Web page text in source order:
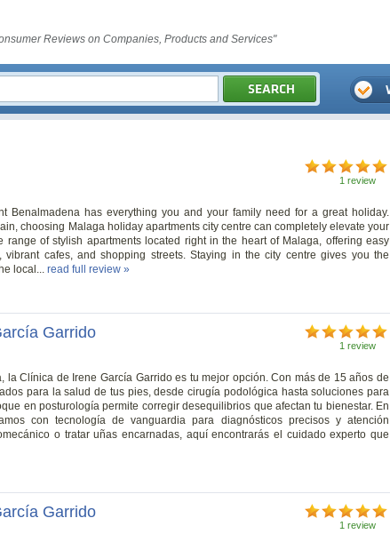
Reviews on Companies, Products and Services"
1 review
Benalmadena has everything you and your family need for a great holiday.
choosing Malaga holiday apartments city centre can completely elevate your
range of stylish apartments located right in the heart of Malaga, offering easy
vibrant cafes, and shopping streets. Staying in the city centre gives you the
local... read full review »
1 review
Garrido
la Clínica de Irene García Garrido es tu mejor opción. Con más de 15 años de
para la salud de tus pies, desde cirugía podológica hasta soluciones para
en posturología permite corregir desequilibrios que afectan tu bienestar. En
con tecnología de vanguardia para diagnósticos precisos y atención
o tratar uñas encarnadas, aquí encontrarás el cuidado experto que
1 review
Garrido